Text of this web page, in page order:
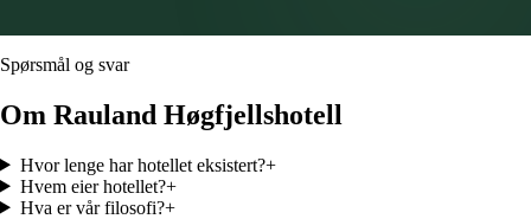
Spørsmål og svar
Om Rauland Høgfjellshotell
Hvor lenge har hotellet eksistert?+
Hvem eier hotellet?+
Hva er vår filosofi?+